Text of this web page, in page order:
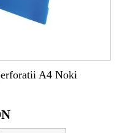
A4 Noki